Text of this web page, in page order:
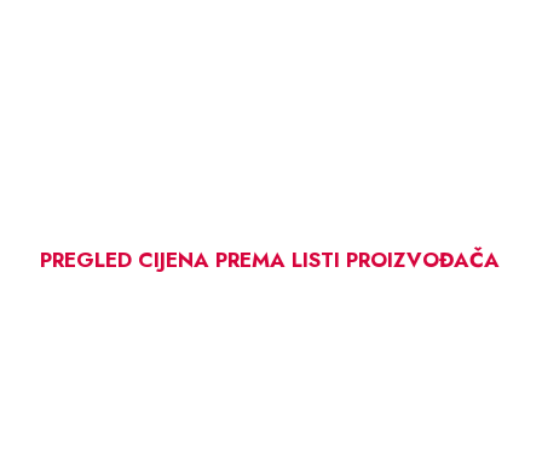
PREGLED CIJENA PREMA LISTI PROIZVOĐAČA